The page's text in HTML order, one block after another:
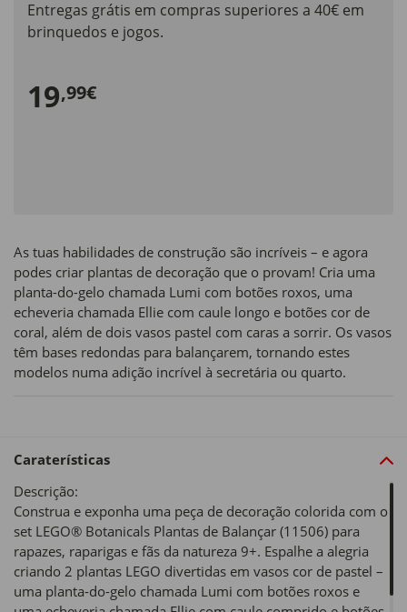
Entregas grátis em compras superiores a 40€ em
brinquedos e jogos.
19,99€
As tuas habilidades de construção são incríveis – e agora
podes criar plantas de decoração que o provam! Cria uma
planta-do-gelo chamada Lumi com botões roxos, uma
echeveria chamada Ellie com caule longo e botões cor de
coral, além de dois vasos pastel com caras a sorrir. Os vasos
têm bases redondas para balançarem, tornando estes
modelos numa adição incrível à secretária ou quarto.
Caraterísticas
Descrição:
Construa e exponha uma peça de decoração colorida com o
set LEGO® Botanicals Plantas de Balançar (11506) para
rapazes, raparigas e fãs da natureza 9+. Espalhe a alegria
criando 2 plantas LEGO divertidas em vasos cor de pastel –
uma planta-do-gelo chamada Lumi com botões roxos e